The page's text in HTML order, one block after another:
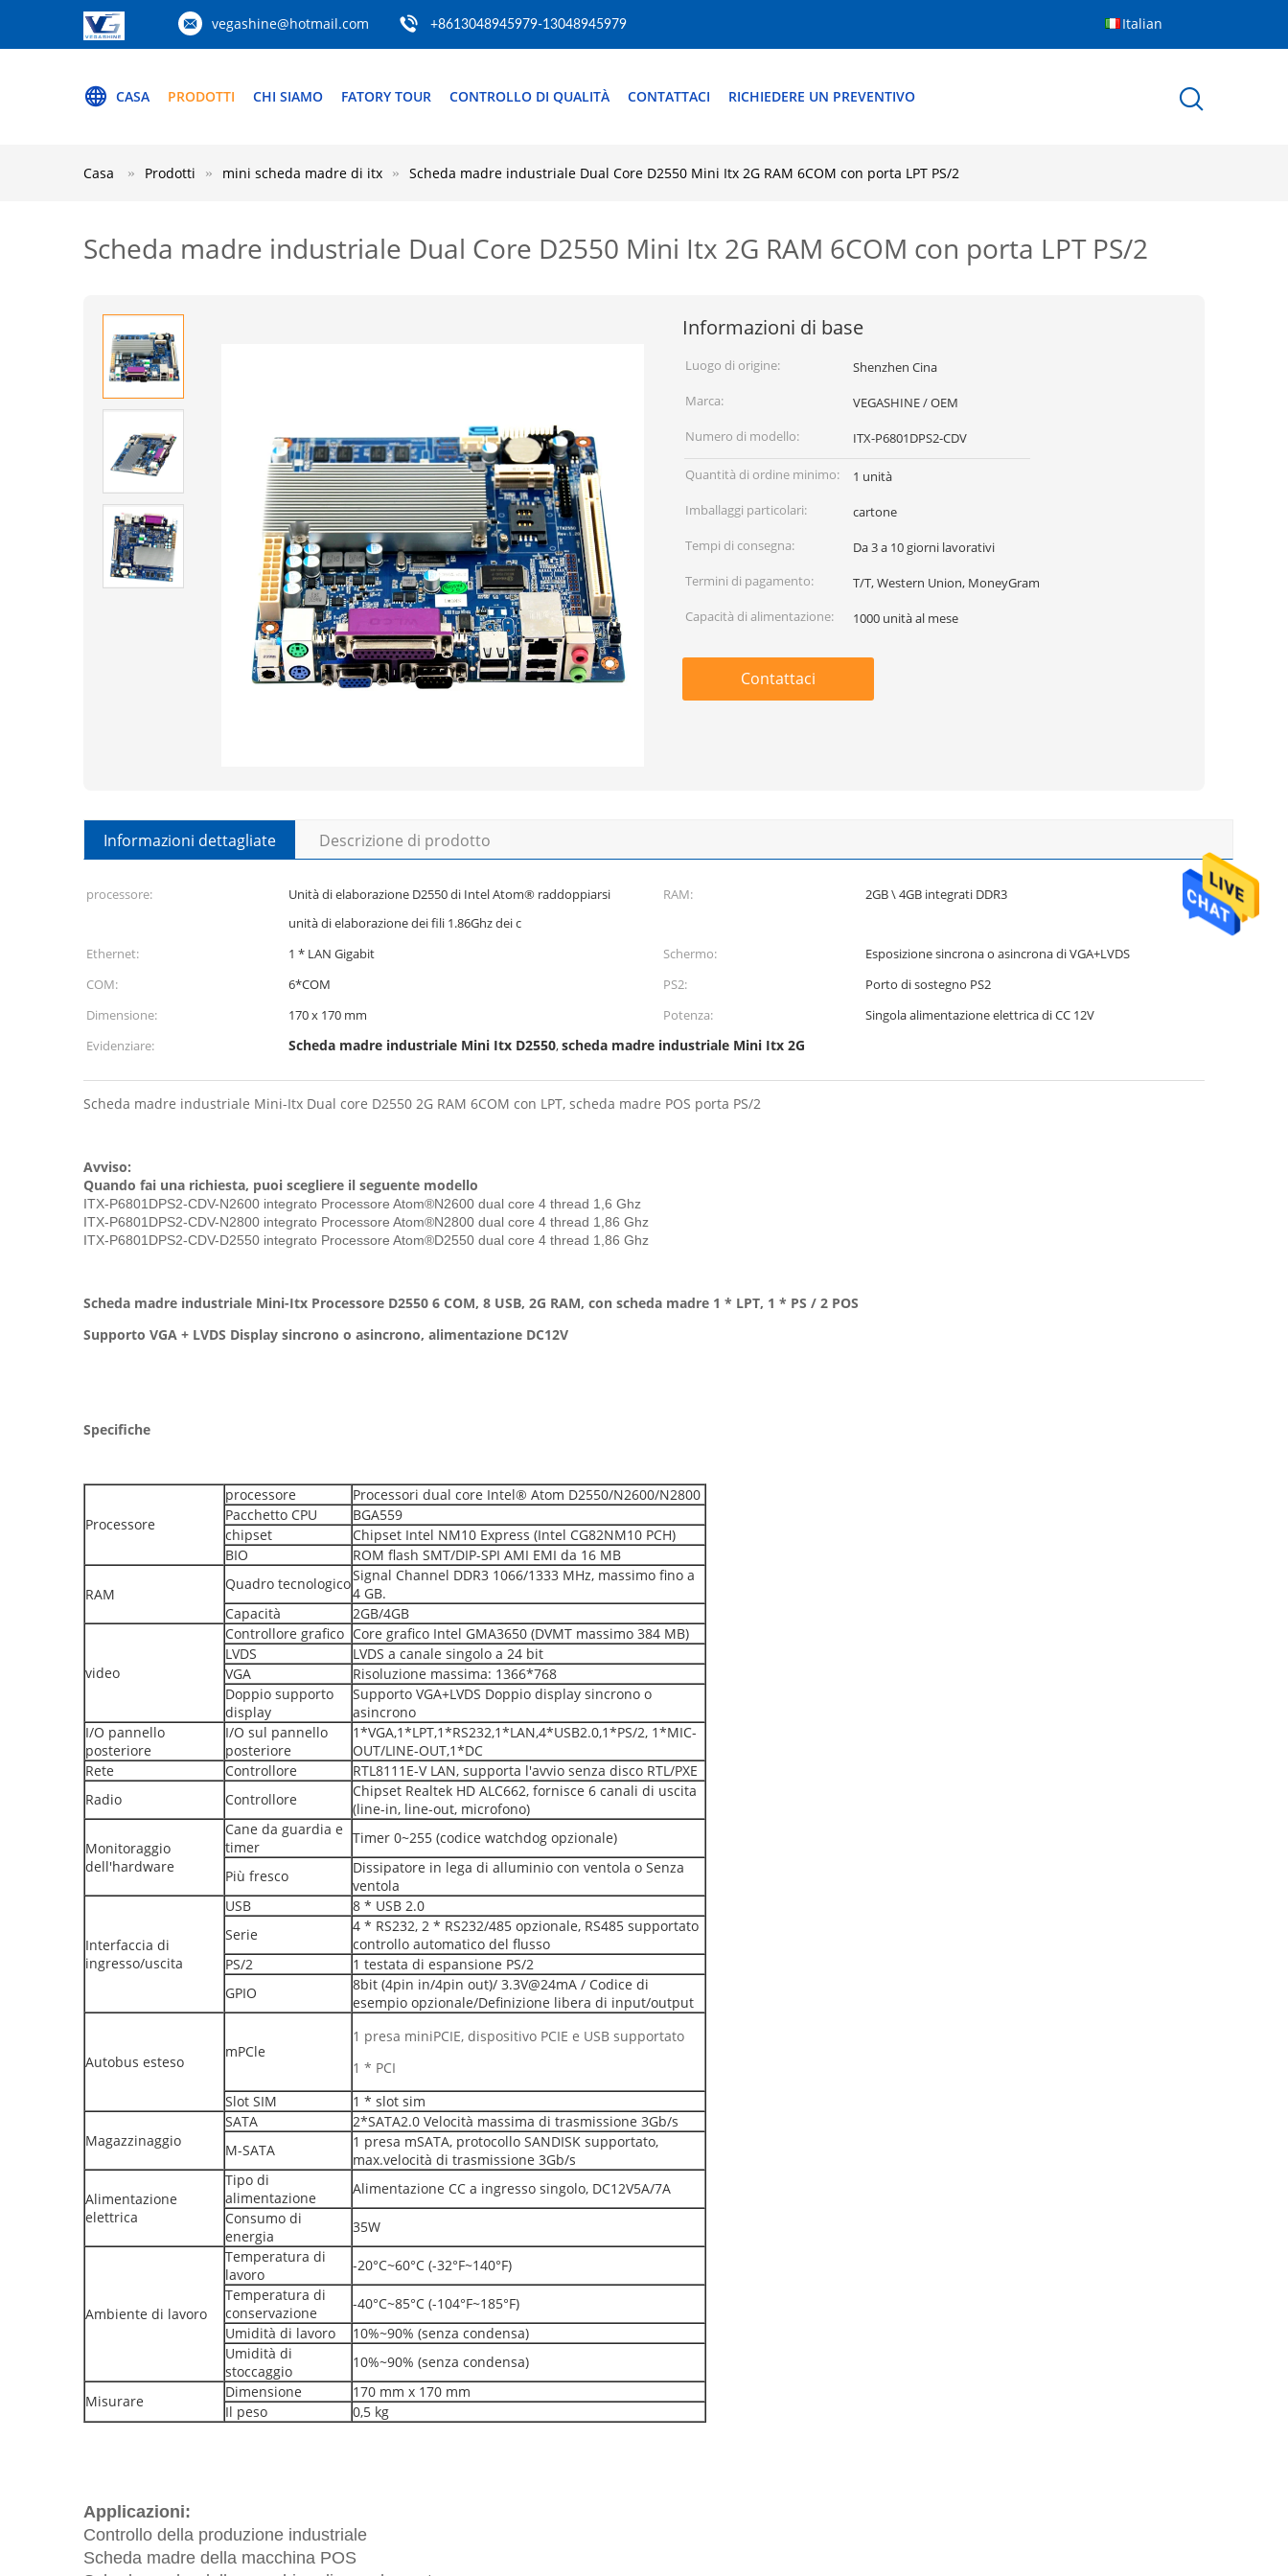
vegashine@hotmail.com +8613048945979-13048945979 Italian
CASA PRODOTTI CHI SIAMO FATORY TOUR CONTROLLO DI QUALITÀ CONTATTACI RICHIEDERE UN PREVENTIVO
Casa Prodotti mini scheda madre di itx Scheda madre industriale Dual Core D2550 Mini Itx 2G RAM 6COM con porta LPT PS/2
Scheda madre industriale Dual Core D2550 Mini Itx 2G RAM 6COM con porta LPT PS/2
Informazioni di base
Luogo di origine:
Shenzhen Cina
Marca:
VEGASHINE / OEM
Numero di modello:
ITX-P6801DPS2-CDV
Quantità di ordine minimo:
1 unità
Imballaggi particolari:
cartone
Tempi di consegna:
Da 3 a 10 giorni lavorativi
Termini di pagamento:
T/T, Western Union, MoneyGram
Capacità di alimentazione:
1000 unità al mese
Contattaci
Informazioni dettagliate Descrizione di prodotto
processore:
Unità di elaborazione D2550 di Intel Atom® raddoppiarsi
unità di elaborazione dei fili 1.86Ghz dei c
RAM: 2GB \ 4GB integrati DDR3
Ethernet: 1 * LAN Gigabit Schermo:
Esposizione sincrona o asincrona di VGA+LVDS
COM:
6*COM PS2:
Porto di sostegno PS2
Dimensione:
170 x 170 mm Potenza:
Singola alimentazione elettrica di CC 12V
Evidenziare:
Scheda madre industriale Mini Itx D2550,scheda madre industriale Mini Itx 2G
Scheda madre industriale Mini-Itx Dual core D2550 2G RAM 6COM con LPT, scheda madre POS porta PS/2
Avviso:
Quando fai una richiesta, puoi scegliere il seguente modello
ITX-P6801DPS2-CDV-N2600 integrato Processore Atom®N2600 dual core 4 thread 1,6 Ghz
ITX-P6801DPS2-CDV-N2800 integrato Processore Atom®N2800 dual core 4 thread 1,86 Ghz
ITX-P6801DPS2-CDV-D2550 integrato Processore Atom®D2550 dual core 4 thread 1,86 Ghz
Scheda madre industriale Mini-Itx Processore D2550 6 COM, 8 USB, 2G RAM, con scheda madre 1 * LPT, 1 * PS / 2 POS
Supporto VGA + LVDS Display sincrono o asincrono, alimentazione DC12V
Specifiche
Processore
processore
Processori dual core Intel® Atom D2550/N2600/N2800
Pacchetto CPU
BGA559
chipset
Chipset Intel NM10 Express (Intel CG82NM10 PCH)
BIO
ROM flash SMT/DIP-SPI AMI EMI da 16 MB
RAM
Quadro tecnologicoSignal Channel DDR3 1066/1333 MHz, massimo fino a
4 GB.
Capacità
2GB/4GB
video
Controllore grafico Core grafico Intel GMA3650 (DVMT massimo 384 MB)
LVDS
LVDS a canale singolo a 24 bit
VGA
Risoluzione massima: 1366*768
Doppio supporto
display
Supporto VGA+LVDS Doppio display sincrono o
asincrono
I/O pannello
posteriore
I/O sul pannello
posteriore
1*VGA,1*LPT,1*RS232,1*LAN,4*USB2.0,1*PS/2, 1*MIC-
OUT/LINE-OUT,1*DC
Rete
Controllore
RTL8111E-V LAN, supporta l'avvio senza disco RTL/PXE
Radio
Controllore
Chipset Realtek HD ALC662, fornisce 6 canali di uscita
(line-in, line-out, microfono)
Monitoraggio
dell'hardware
Cane da guardia e
timer
Timer 0~255 (codice watchdog opzionale)
Più fresco
Dissipatore in lega di alluminio con ventola o Senza
ventola
Interfaccia di
ingresso/uscita
USB
8 * USB 2.0
Serie
4 * RS232, 2 * RS232/485 opzionale, RS485 supportato
controllo automatico del flusso
PS/2
1 testata di espansione PS/2
GPIO
8bit (4pin in/4pin out)/ 3.3V@24mA / Codice di
esempio opzionale/Definizione libera di input/output
Autobus esteso
mPCle
1 presa miniPCIE, dispositivo PCIE e USB supportato
1 * PCI
Slot SIM
1 * slot sim
Magazzinaggio
SATA
2*SATA2.0 Velocità massima di trasmissione 3Gb/s
M-SATA
1 presa mSATA, protocollo SANDISK supportato,
max.velocità di trasmissione 3Gb/s
Alimentazione
elettrica
Tipo di
alimentazione
Alimentazione CC a ingresso singolo, DC12V5A/7A
Consumo di
energia
35W
Ambiente di lavoro
Temperatura di
lavoro
-20°C~60°C (-32°F~140°F)
Temperatura di
conservazione
-40°C~85°C (-104°F~185°F)
Umidità di lavoro
10%~90% (senza condensa)
Umidità di
stoccaggio
10%~90% (senza condensa)
Misurare
Dimensione
170 mm x 170 mm
Il peso
0,5 kg
Applicazioni:
Controllo della produzione industriale
Scheda madre della macchina POS